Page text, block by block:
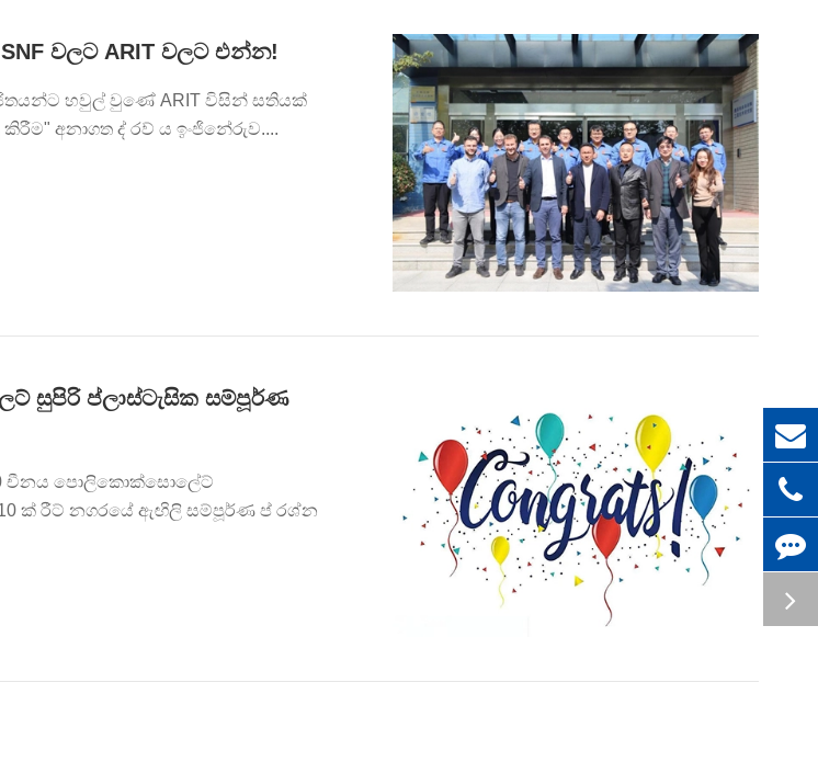
වලට ARIT වලට එන්න!
හවුල් වුණේ ARIT විසින් සතියක්
අනාගත ද් රව් ය ඉංජිනේරුව....
සුපිරි ප්ලාස්ටැසික සම්පූර්ණ
10 චීනය පොලිකොක්සොලේට්
ක් රීට් නගරයේ ඇඟිලි සම්පූර්ණ ප් රශ්න